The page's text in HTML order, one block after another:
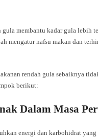
gula membantu kadar gula lebih
mengatur nafsu makan dan
rendah gula sebaiknya
berikut:
Dalam Masa
energi dan karbohidrat